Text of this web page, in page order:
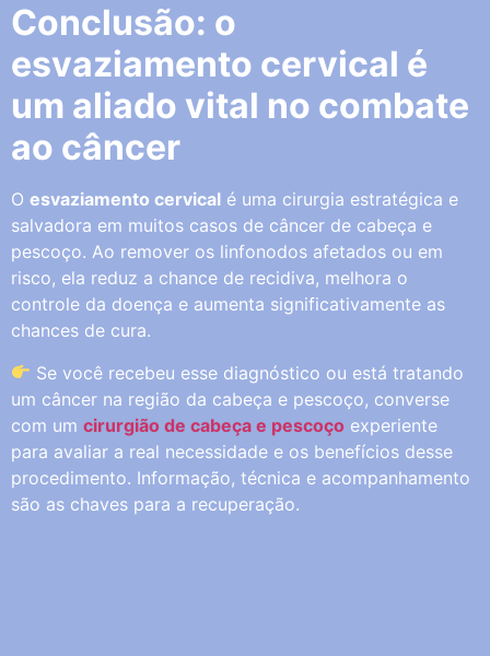
Conclusão: o
esvaziamento cervical é
um aliado vital no combate
ao câncer
O esvaziamento cervical é uma cirurgia estratégica e
salvadora em muitos casos de câncer de cabeça e
pescoço. Ao remover os linfonodos afetados ou em
risco, ela reduz a chance de recidiva, melhora o
controle da doença e aumenta significativamente as
chances de cura.
Se você recebeu esse diagnóstico ou está tratando
um câncer na região da cabeça e pescoço, converse
com um cirurgião de cabeça e pescoço experiente
para avaliar a real necessidade e os benefícios desse
procedimento. Informação, técnica e acompanhamento
são as chaves para a recuperação.